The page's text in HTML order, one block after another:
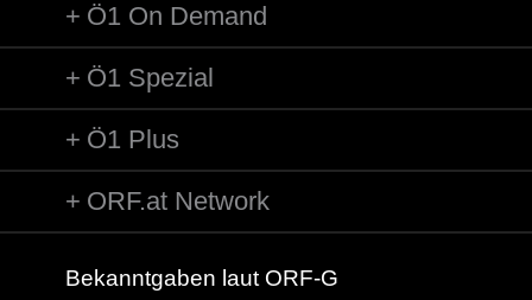
Ö1 On Demand
Ö1 Spezial
Ö1 Plus
ORF.at Network
Bekanntgaben laut ORF-G